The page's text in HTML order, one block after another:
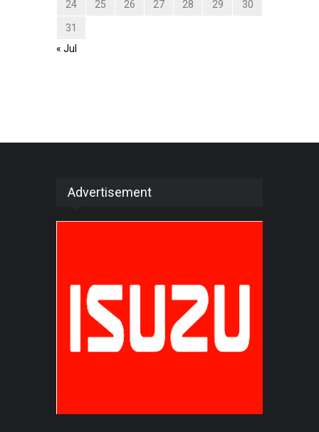
24 25 26 27 28 29 30
31
« Jul
Advertisement